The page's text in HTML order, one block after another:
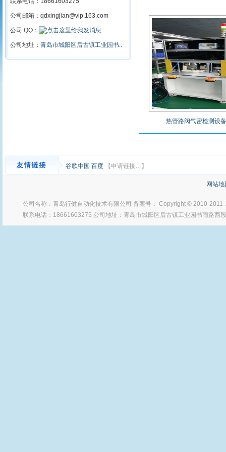
公司邮箱：qdxingjian@vip.163.com
公司 QQ：
公司地址： 青岛市城阳区后古镇工业园书..
热管路阀气密检测设备
谷歌中国 百度 【申请链接…】
网站地
公司名称：青岛行健自动化技术有限公司 备案号： Copyright © 2010-2011
联系电话：18661603275 公司地址：青岛市城阳区后古镇工业园书雨路西